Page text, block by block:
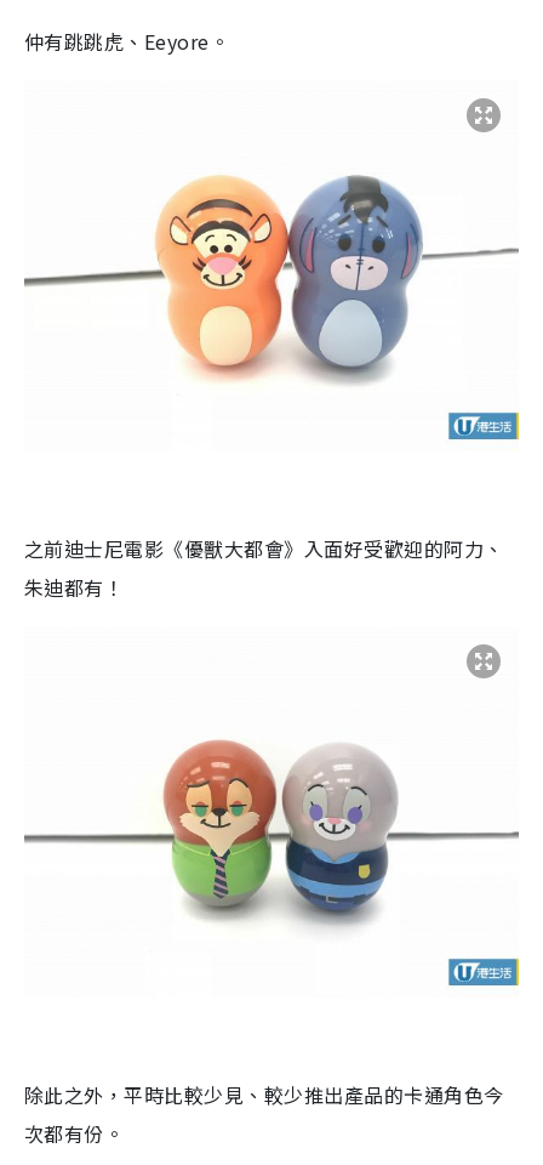
仲有跳跳虎、 Eeyore 。
之前迪士尼電影《優獸大都會》入面好受歡迎的阿力、
朱迪都有！
除此之外，平時比較少見、較少推出產品的卡通角色今
次都有份。